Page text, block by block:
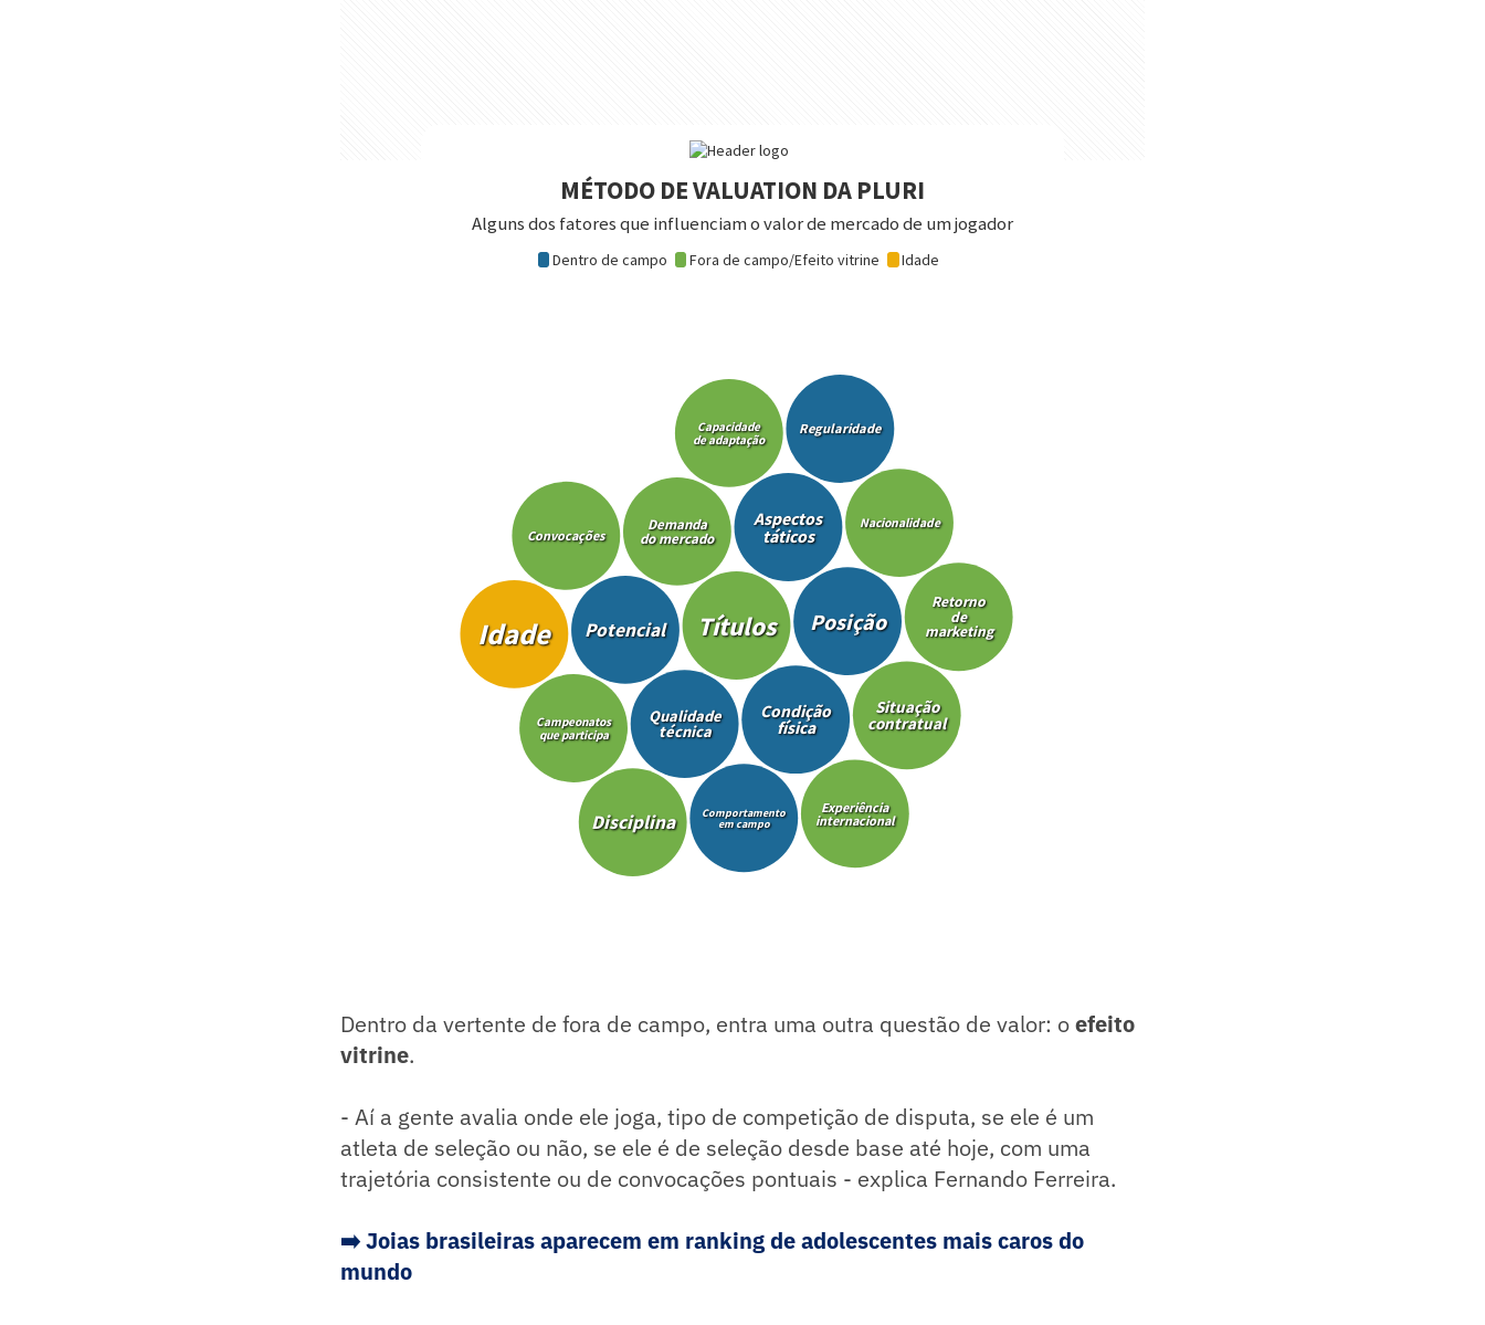
Dentro da vertente de fora de campo, entra uma outra questão de valor: oefeito
vitrine.
- Aí a gente avalia onde ele joga, tipo de competição de disputa, se ele é um
atleta de seleção ou não, se ele é de seleção desde base até hoje, com uma
trajetória consistente ou de convocações pontuais - explica Fernando Ferreira.
➡️ Joias brasileiras aparecem em ranking de adolescentes mais caros do
mundo